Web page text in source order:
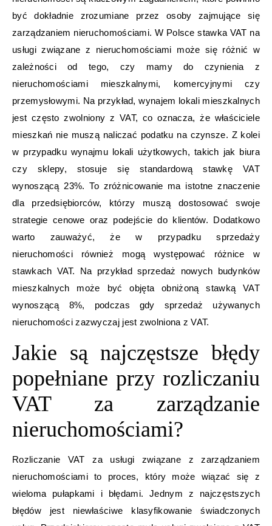
być dokładnie zrozumiane przez osoby zajmujące się
zarządzaniem nieruchomościami. W Polsce stawka VAT na
usługi związane z nieruchomościami może się różnić w
zależności od tego, czy mamy do czynienia z
nieruchomościami mieszkalnymi, komercyjnymi czy
przemysłowymi. Na przykład, wynajem lokali mieszkalnych
jest często zwolniony z VAT, co oznacza, że właściciele
mieszkań nie muszą naliczać podatku na czynsze. Z kolei
w przypadku wynajmu lokali użytkowych, takich jak biura
czy sklepy, stosuje się standardową stawkę VAT
wynoszącą 23%. To zróżnicowanie ma istotne znaczenie
dla przedsiębiorców, którzy muszą dostosować swoje
strategie cenowe oraz podejście do klientów. Dodatkowo
warto zauważyć, że w przypadku sprzedaży
nieruchomości również mogą występować różnice w
stawkach VAT. Na przykład sprzedaż nowych budynków
mieszkalnych może być objęta obniżoną stawką VAT
wynoszącą 8%, podczas gdy sprzedaż używanych
nieruchomości zazwyczaj jest zwolniona z VAT.
Jakie są najczęstsze błędy
popełniane przy rozliczaniu
VAT za zarządzanie
nieruchomościami?
Rozliczanie VAT za usługi związane z zarządzaniem
nieruchomościami to proces, który może wiązać się z
wieloma pułapkami i błędami. Jednym z najczęstszych
błędów jest niewłaściwe klasyfikowanie świadczonych